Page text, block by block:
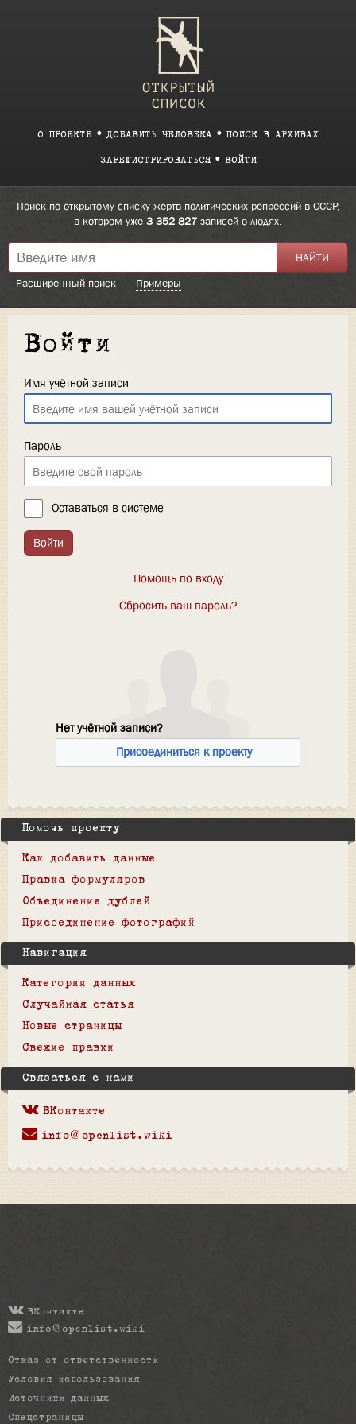
О ПРОЕКТЕ ДОБАВИТЬ ЧЕЛОВЕКА ПОИСК В АРХИВАХ
ЗАРЕГИСТРИРОВАТЬСЯ ВОЙТИ
Поиск по открытому списку жертв политических репрессий в СССР,
в котором уже 3 352 827 записей о людях.
Расширенный поиск Примеры
Войти
Имя учётной записи
Пароль
Оставаться в системе
Войти
Помощь по входу
Сбросить ваш пароль?
Нет учётной записи?
Присоединиться к проекту
Помочь проекту
Как добавить данные
Правка формуляров
Объединение дублей
Присоединение фотографий
Навигация
Категории данных
Случайная статья
Новые страницы
Свежие правки
Связаться с нами
ВКонтакте
info@openlist.wiki
ВКонтакте
info@openlist.wiki
Отказ от ответственности
Условия использования
Источники данных
Спецстраницы